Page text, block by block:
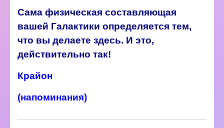
Сама физическая составляющая
вашей Галактики определяется тем,
что вы делаете здесь. И это,
действительно так!
Крайон
(напоминания)